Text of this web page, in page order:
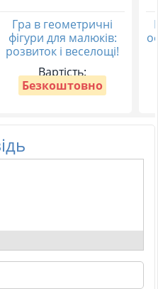
Гра в геометричні
фігури для малюків:
розвиток і веселощі!
Вартість:
Безкоштовно